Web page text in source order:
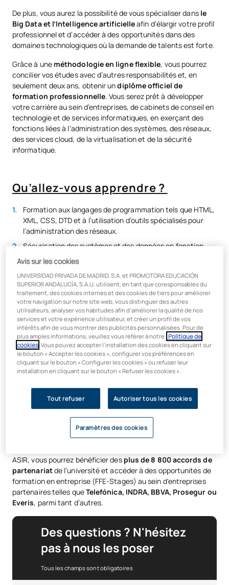
De plus, vous aurez la possibilité de vous spécialiser dans le
Big Data et l’Intelligence artificielleafin d’élargir votre profil
professionnel et d’accéder à des opportunités dans des
domaines technologiques où la demande de talents est forte.
Grâce à une méthodologie en ligne flexible, vous pourrez
concilier vos études avec d’autres responsabilités et, en
seulement deux ans, obtenir undiplôme officiel de
formation professionnelle. Vous serez prêt à développer
votre carrière au sein d’entreprises, de cabinets de conseil en
technologie et de services informatiques, en exerçant des
fonctions liées à l’administration des systèmes, des réseaux,
des services cloud, de la virtualisation et de la sécurité
informatique.
Qu’allez-vous apprendre ?
Formation aux langages de programmation tels que HTML,
XML, CSS, DTD et à l’utilisation d’outils spécialisés pour
l’administration des réseaux.
Sécurisation des systèmes et des données en fonction
des besoins et des exigences de sécurité afin de prévenir
les pannes et les attaques externes.
Administration des systèmes d’exploitation informatiques
par l’installation et la configuration de logiciels.
Conception d’infrastructures de réseaux télématiques,
sélection des équipements et des composants.
Gestion des réseaux locaux et étendus, des processus de
virtualisation et du développement d’applications web,
avec installation et configuration de logiciels de qualité.
ASIR, vous pourrez bénéficier des plus de 8 800 accords de
partenariatde l'université et accéder à des opportunités de
formation en entreprise (FFE-Stages) au sein d'entreprises
partenaires telles queTelefónica, INDRA, BBVA, Prosegur ou
Everis, parmi tant d’autres.
Des questions ? N'hésitez
pas à nous les poser
Tous les champs sont obligatoires
Avis sur les cookies
UNIVERSIDAD PRIVADA DE MADRID, S.A. et PROMOTORA EDUCACIÓN
SUPERIOR ANDALUCÍA, S.A.U. utilisent, en tant que coresponsables du
traitement, des cookies internes et des cookies de tiers pour améliorer
votre navigation sur notre site web, vous distinguer des autres
utilisateurs, analyser vos habitudes afin d’améliorer la qualité de nos
services et votre expérience utilisateur, et créer un profil de vos
intérêts afin de vous montrer des publicités personnalisées. Pour de
plus amples informations, veuillez vous référer à notre Politique de
cookies . Vous pouvez accepter l’installation des cookies en cliquant sur
le bouton « Accepter les cookies », configurer vos préférences en
cliquant sur le bouton « Configurer les cookies » ou refuser leur
installation en cliquant sur le bouton « Refuser les cookies ».
Tout refuser Autoriser tous les cookies
Paramètres des cookies